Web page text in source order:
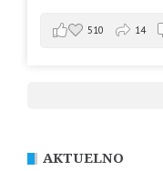
510 14
AKTUELNO